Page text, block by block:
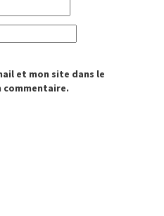
et mon site dans le
commentaire.